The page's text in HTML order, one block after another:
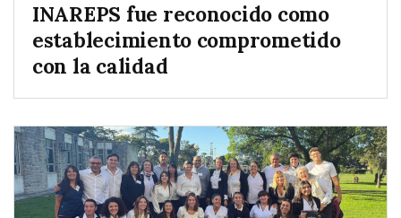
INAREPS fue reconocido como
establecimiento comprometido
con la calidad